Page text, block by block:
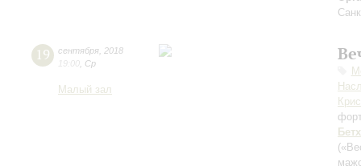
19 сентября 2018
19:00 Ср
Малый зал